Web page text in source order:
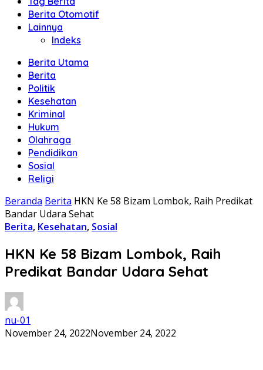
Berita Otomotif
Lainnya
Indeks
Berita Utama
Berita
Politik
Kesehatan
Kriminal
Hukum
Olahraga
Pendidikan
Sosial
Religi
Beranda Berita HKN Ke 58 Bizam Lombok, Raih Predikat
Bandar Udara Sehat
Berita, Kesehatan, Sosial
HKN Ke 58 Bizam Lombok, Raih
Predikat Bandar Udara Sehat
nu-01
November 24, 2022November 24, 2022